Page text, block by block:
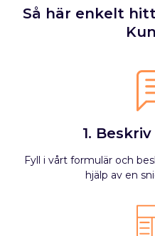
Så här enkelt
1.
Fyll i vårt formulär och
hjälp av en